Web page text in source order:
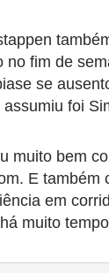
no fim de
se
foi
muito bem
E também
em
muito